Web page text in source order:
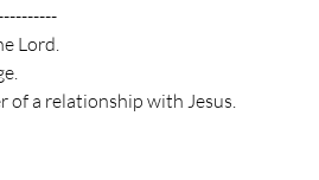
Lord.
of a relationship with Jesus.